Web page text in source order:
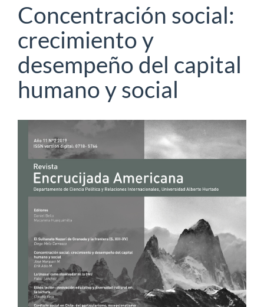
Concentración social:
crecimiento y
desempeño del capital
humano y social
Barra
lateral
del
artículo